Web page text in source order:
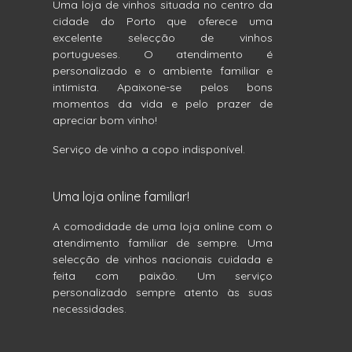
Uma loja de vinhos situada no centro da
cidade do Porto que oferece uma
excelente selecção de vinhos
portugueses. O atendimento é
personalizado e o ambiente familiar e
intimista. Apaixone-se pelos bons
momentos da vida e pelo prazer de
apreciar bom vinho!
Serviço de vinho a copo indisponível.
Uma loja online familiar!
A comodidade de uma loja online com o
atendimento familiar de sempre. Uma
selecção de vinhos nacionais cuidada e
feita com paixão. Um serviço
personalizado sempre atento às suas
necessidades.